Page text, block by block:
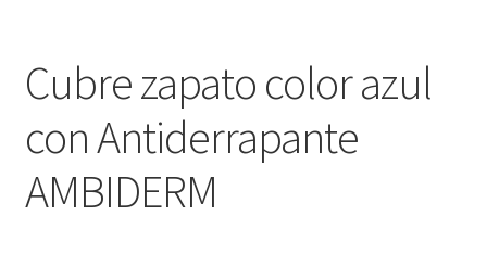
Cubre zapato color azul
con Antiderrapante
AMBIDERM